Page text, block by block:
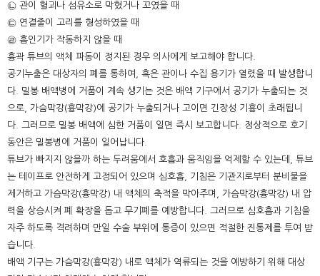
㉡ 관이 혈괴나 섬유소로 막혔거나 꼬였을 때
㉢ 연결줄이 고리를 형성하였을 때
㉣ 흡인기가 작동하지 않을 때
흉곽 튜브의 액체 파동이 정지된 경우 의사에게 보고해야 합니다.
공기누출은 대상자의 폐를 통하여, 혹은 관이나 수집 용기가 열렸을 때 발생합니
다. 밀봉 배액병에 거품이 계속 생기는 것은 배액 기구에서 공기가 누출되는 것
으로, 가슴막강(흉막강)에 공기가 누출되거나 고이면 긴장성 기흉이 초래됩니
다. 그러므로 밀봉 배액에 심한 거품이 일면 즉시 보고합니다. 정상적으로 호기
동안은 밀봉병에 거품이 일어납니다.
튜브가 빠지지 않을까 하는 두려움에서 호흡과 움직임을 억제할 수 있는데, 튜브
는 테이프로 안전하게 고정되어 있으며 심호흡, 기침은 기관지로부터 분비물을
제거하고 가슴막강(흉막강) 내 액체의 축적을 막아주며, 가슴막강(흉막강) 내 압
력을 상승시켜 폐 확장을 돕고 무기폐를 예방합니다. 그러므로 심호흡과 기침을
자주 하도록 격려하며 만일 수술 부위에 통증이 있으면 적절한 진통제를 투여 받
습니다.
배액 기구는 가슴막강(흉막강) 내로 액체가 역류되는 것을 예방하기 위해 대상